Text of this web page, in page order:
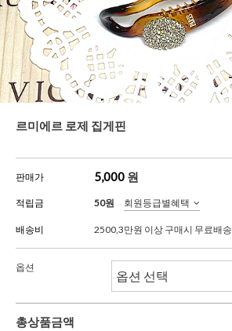
르미에르 로제 집게핀
판매가 5,000 원
적립금 50원 회원등급별혜택
배송비 2500,3만원 이상 구매시 무료배송
옵션
총상품금액